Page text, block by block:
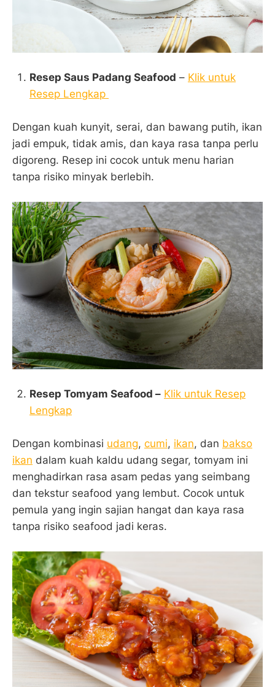
Resep Saus Padang Seafood – Klik untuk
Resep Lengkap
Dengan kuah kunyit, serai, dan bawang putih, ikan
jadi empuk, tidak amis, dan kaya rasa tanpa perlu
digoreng. Resep ini cocok untuk menu harian
tanpa risiko minyak berlebih.
Resep Tomyam Seafood – Klik untuk Resep
Lengkap
Dengan kombinasi udang, cumi, ikan, dan bakso
ikan dalam kuah kaldu udang segar, tomyam ini
menghadirkan rasa asam pedas yang seimbang
dan tekstur seafood yang lembut. Cocok untuk
pemula yang ingin sajian hangat dan kaya rasa
tanpa risiko seafood jadi keras.